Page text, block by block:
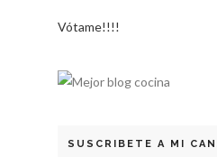
Vótame!!!!
SUSCRIBETE A MI